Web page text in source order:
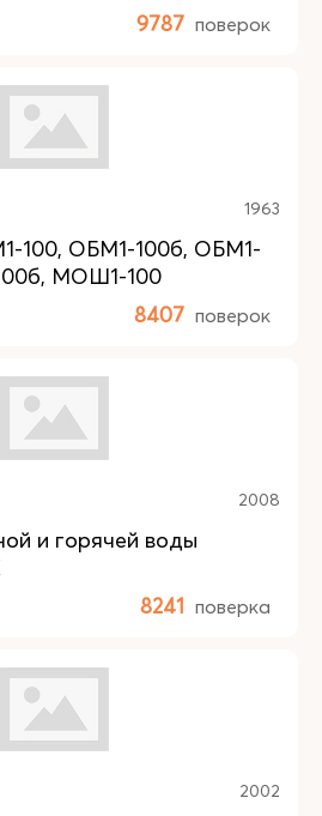
9787 поверок
1963
100, ОБМ1-100б, ОБМ1-
МОШ1-100
8407 поверок
2008
и горячей воды
8241 поверка
2002